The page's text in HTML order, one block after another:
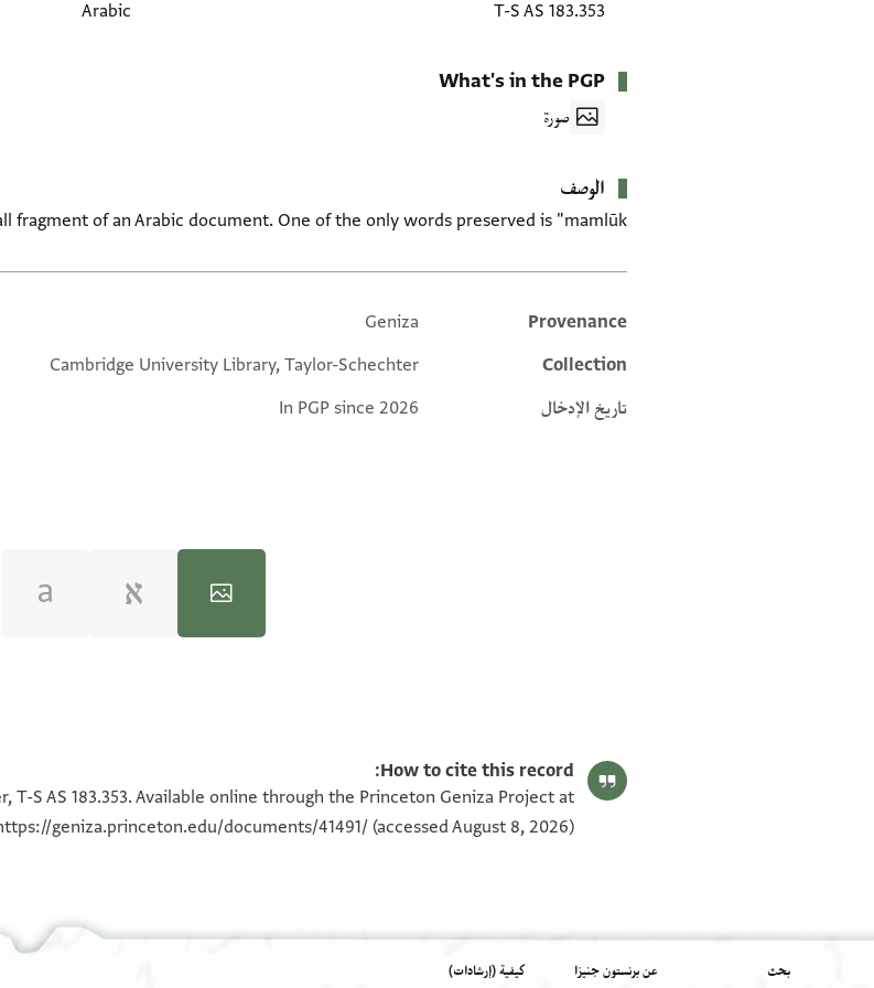
T-S AS 183.353
Arabic
What's in the PGP
صورة
الوصف
fragment of an Arabic document. One of the only words preserved is "mamlūk."
Additional metadata
Provenance
Geniza
Collection
Cambridge University Library, Taylor-Schechter
تاريخ الإدخال
In PGP since 2026
100%
100%
How to cite this record:
T-S AS 183.353. Available online through the Princeton Geniza Project at
geniza.princeton.edu/documents/41491/(accessed August 8, 2026).
بحث عن برنستون جنيزا كيفية (إرشادات)